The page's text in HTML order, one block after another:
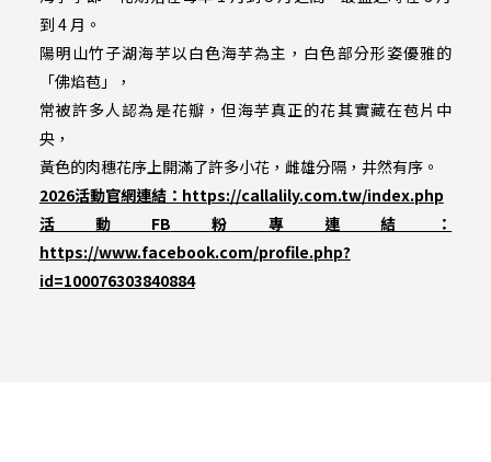
到 4 月。
陽明山竹子湖海芋以白色海芋為主，白色部分形姿優雅的
「佛焰苞」，
常被許多人認為是花瓣，但海芋真正的花其實藏在苞片中
央，
黃色的肉穗花序上開滿了許多小花，雌雄分隔，井然有序。
2026活動官網連結：https://callalily.com.tw/index.php
活動FB粉專連結：
https://www.facebook.com/profile.php?
id=100076303840884